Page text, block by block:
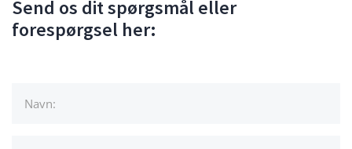
Send os dit spørgsmål eller
forespørgsel her: